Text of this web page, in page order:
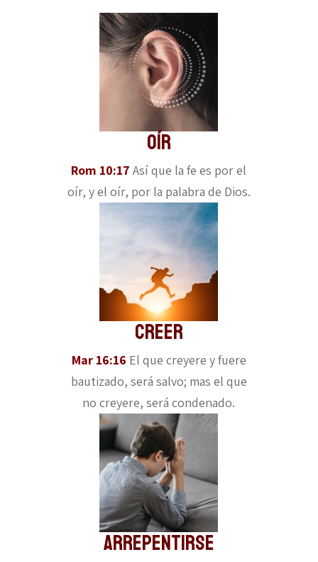
Oír
Rom 10:17 Así que la fe es por el
oír, y el oír, por la palabra de Dios.
Creer
Mar 16:16 El que creyere y fuere
bautizado, será salvo; mas el que
no creyere, será condenado.
Arrepentirse